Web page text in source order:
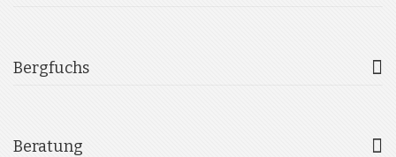
Bergfuchs
Beratung